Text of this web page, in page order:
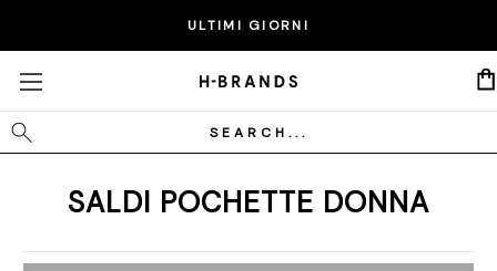
EXTRA 20% SUI PRODOTTI IN SALDO - CODICE:
ULTIMI GIORNI
Cerca
SALDI POCHETTE DONNA